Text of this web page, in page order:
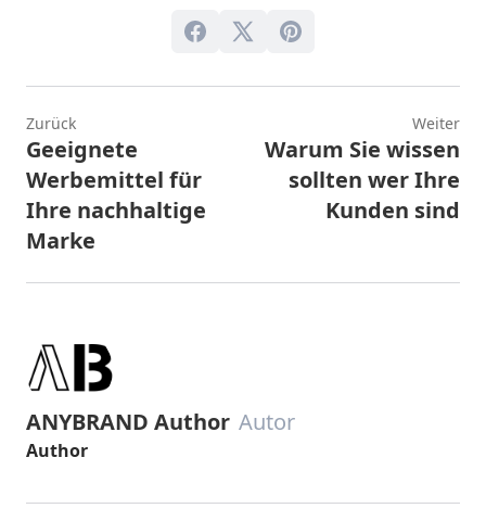
Zurück
Geeignete
Werbemittel für
Ihre nachhaltige
Marke
Weiter
Warum Sie wissen
sollten wer Ihre
Kunden sind
ANYBRAND Author Autor
Author